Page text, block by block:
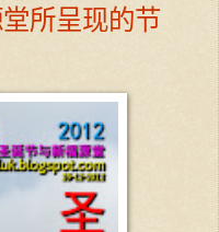
所呈现的节